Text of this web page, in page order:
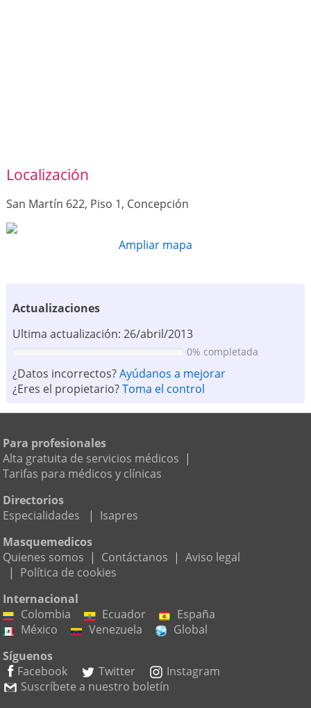
Localización
San Martín 622, Piso 1, Concepción
Ampliar mapa
Actualizaciones
Ultima actualización: 26/abril/2013
0% completada
¿Datos incorrectos?Ayúdanos a mejorar
¿Eres el propietario?Toma el control
Para profesionales
Alta gratuita de servicios médicos |
Tarifas para médicos y clínicas
Directorios
Especialidades
| Isapres
Masquemedicos
Quienes somos | Contáctanos | Aviso legal
| Política de cookies
Internacional
Colombia
Ecuador
España
México
Venezuela
Global
Síguenos
Facebook
Twitter
Instagram
Suscríbete a nuestro boletín